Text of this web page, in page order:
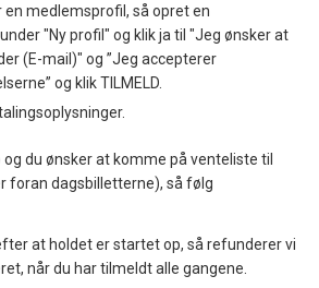
en medlemsprofil, så opret en
"Ny profil" og klik ja til "Jeg ønsker at
(E-mail)" og ”Jeg accepterer
og klik TILMELD.
du ønsker at komme på venteliste til
foran dagsbilletterne), så følg
at holdet er startet op, så refunderer vi
når du har tilmeldt alle gangene.